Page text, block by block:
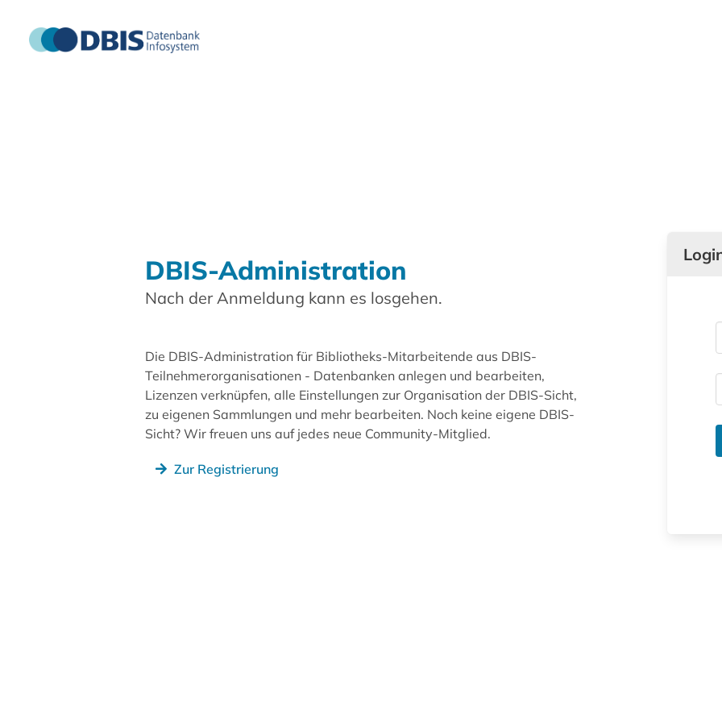
DBIS-Administration
Nach der Anmeldung kann es losgehen.
Die DBIS-Administration für Bibliotheks-Mitarbeitende aus DBIS-
Teilnehmerorganisationen - Datenbanken anlegen und bearbeiten,
Lizenzen verknüpfen, alle Einstellungen zur Organisation der DBIS-Sicht,
zu eigenen Sammlungen und mehr bearbeiten. Noch keine eigene DBIS-
Sicht? Wir freuen uns auf jedes neue Community-Mitglied.
Zur Registrierung